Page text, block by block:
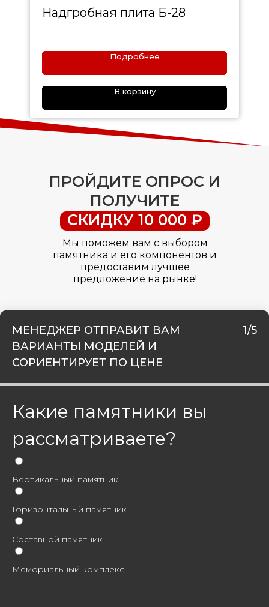
Надгробная плита Б-28
Подробнее
В корзину
ПРОЙДИТЕ ОПРОС И
ПОЛУЧИТЕ
СКИДКУ 10 000 ₽
Мы поможем вам с выбором
памятника и его компонентов и
предоставим лучшее
предложение на рынке!
МЕНЕДЖЕР ОТПРАВИТ ВАМ
ВАРИАНТЫ МОДЕЛЕЙ И
СОРИЕНТИРУЕТ ПО ЦЕНЕ
1/5
Какие памятники вы
рассматриваете?
Вертикальный памятник
Горизонтальный памятник
Составной памятник
Мемориальный комплекс